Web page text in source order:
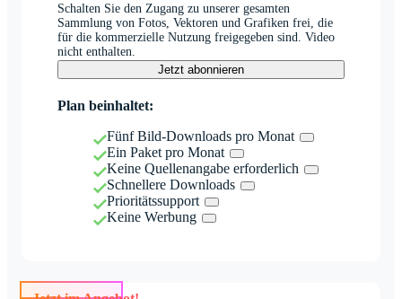
Schalten Sie den Zugang zu unserer gesamten
Sammlung von Fotos, Vektoren und Grafiken frei, die
für die kommerzielle Nutzung freigegeben sind. Video
nicht enthalten.
Jetzt abonnieren
Plan beinhaltet:
Fünf Bild-Downloads pro Monat
Ein Paket pro Monat
Keine Quellenangabe erforderlich
Schnellere Downloads
Prioritätssupport
Keine Werbung
Jetzt im Angebot!